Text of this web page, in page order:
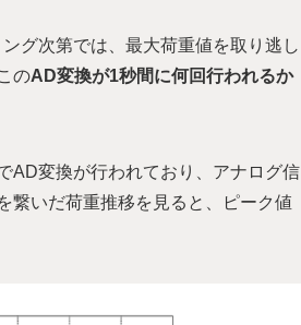
グ次第では、最大荷重値を取り逃し
のAD変換が1秒間に何回行われるか
AD変換が行われており、アナログ信
繋いだ荷重推移を見ると、ピーク値